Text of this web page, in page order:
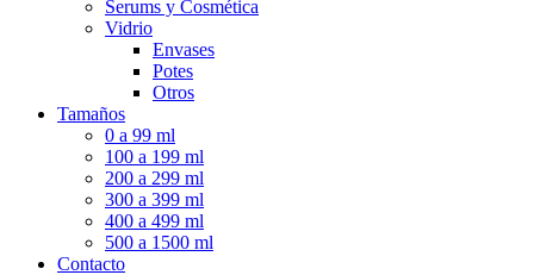
Serums y Cosmética
Vidrio
Envases
Potes
Otros
Tamaños
0 a 99 ml
100 a 199 ml
200 a 299 ml
300 a 399 ml
400 a 499 ml
500 a 1500 ml
Contacto